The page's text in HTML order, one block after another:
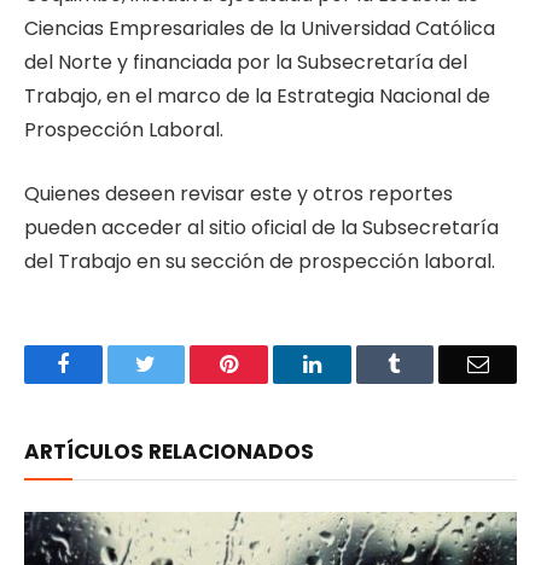
Ciencias Empresariales de la Universidad Católica
del Norte y financiada por la Subsecretaría del
Trabajo, en el marco de la Estrategia Nacional de
Prospección Laboral.
Quienes deseen revisar este y otros reportes
pueden acceder al sitio oficial de la Subsecretaría
del Trabajo en su sección de prospección laboral.
Facebook Pinterest LinkedIn Email
ARTÍCULOS RELACIONADOS